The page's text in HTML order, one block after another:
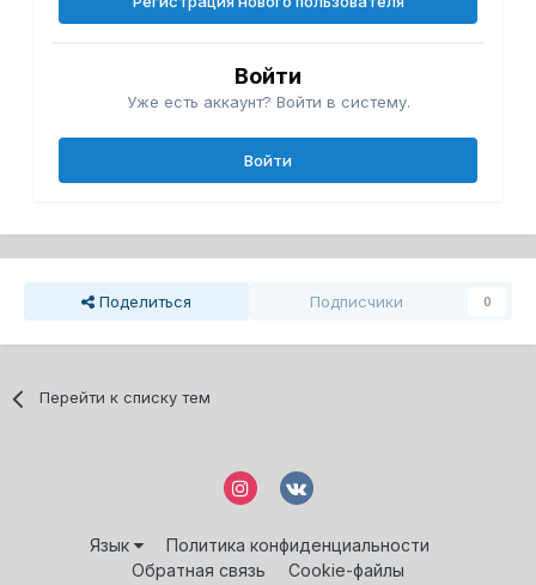
Войти
Уже есть аккаунт? Войти в систему.
Войти
Поделиться Подписчики 0
Перейти к списку тем
Язык
Политика конфиденциальности
Обратная связь
Cookie-файлы